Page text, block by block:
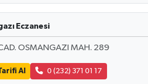
Eczanesi
OSMANGAZI MAH. 289
Al 0 (232) 371 01 17